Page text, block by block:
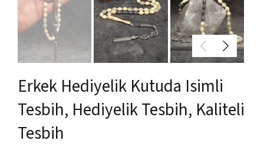
Erkek Hediyelik Kutuda Isimli
Tesbih, Hediyelik Tesbih, Kaliteli
Tesbih